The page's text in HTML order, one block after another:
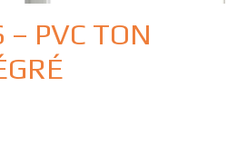
– PVC TON